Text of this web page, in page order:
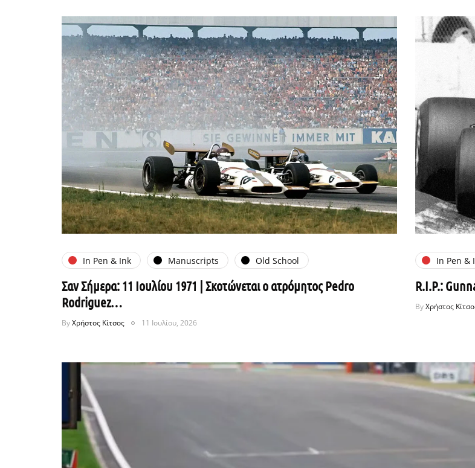
In Pen & Ink Manuscripts Old School
Σαν Σήμερα: 11 Ιουλίου 1971 | Σκοτώνεται ο ατρόμητος Pedro
Rodriguez…
ByΧρήστος Κίτσος 11 Ιουλίου, 2026
In Pen &
R.I.P.:
ByΧρήστος